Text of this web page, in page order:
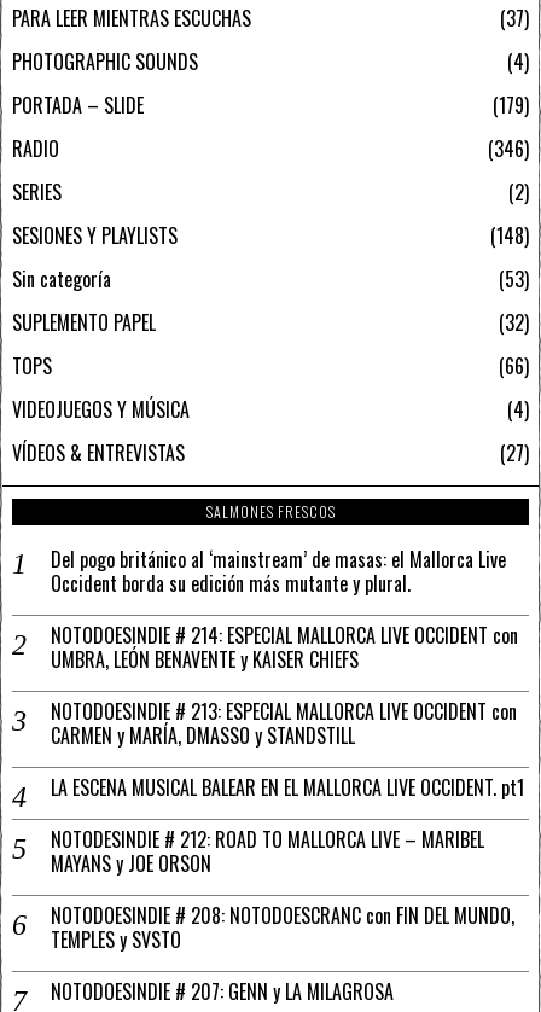
PARA LEER MIENTRAS ESCUCHAS
37
PHOTOGRAPHIC SOUNDS
4
PORTADA – SLIDE
179
RADIO
346
SERIES
2
SESIONES Y PLAYLISTS
148
Sin categoría
53
SUPLEMENTO PAPEL
32
TOPS
66
VIDEOJUEGOS Y MÚSICA
4
VÍDEOS & ENTREVISTAS
27
SALMONES FRESCOS
Del pogo británico al ‘mainstream’ de masas: el Mallorca Live
Occident borda su edición más mutante y plural.
NOTODOESINDIE # 214: ESPECIAL MALLORCA LIVE OCCIDENT con
UMBRA, LEÓN BENAVENTE y KAISER CHIEFS
NOTODOESINDIE # 213: ESPECIAL MALLORCA LIVE OCCIDENT con
CARMEN y MARÍA, DMASSO y STANDSTILL
LA ESCENA MUSICAL BALEAR EN EL MALLORCA LIVE OCCIDENT. pt1
NOTODESINDIE # 212: ROAD TO MALLORCA LIVE – MARIBEL
MAYANS y JOE ORSON
NOTODOESINDIE # 208: NOTODOESCRANC con FIN DEL MUNDO,
TEMPLES y SVSTO
NOTODOESINDIE # 207: GENN y LA MILAGROSA